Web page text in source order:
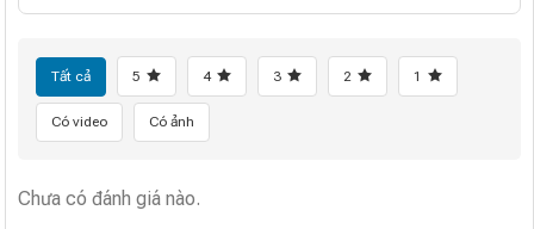
Tất cả 5 4 3 2 1
Có video Có ảnh
Chưa có đánh giá nào.